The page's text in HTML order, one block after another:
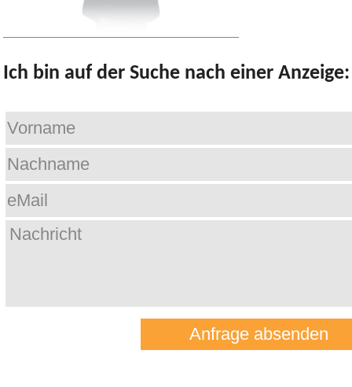
Ich bin auf der Suche nach einer Anzeige: